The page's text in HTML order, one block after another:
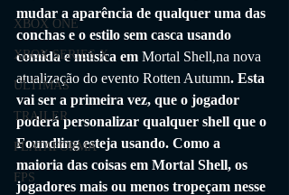
XBOX ONE
XBOX SERIES X
ÚLTIMAS
TRAILER
PLATAFORMA
FPS
mudar a aparência de qualquer uma das
conchas e o estilo sem casca usando
comida e música em Mortal Shell,na nova
atualização do evento Rotten Autumn. Esta
vai ser a primeira vez, que o jogador
poderá personalizar qualquer shell que o
Foundling esteja usando. Como a
maioria das coisas em Mortal Shell, os
jogadores mais ou menos tropeçam nesse